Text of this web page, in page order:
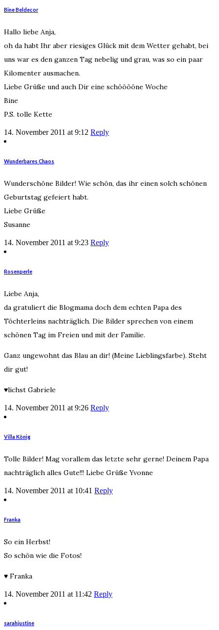
Bine Beldecor
Hallo liebe Anja,
oh da habt Ihr aber riesiges Glück mit dem Wetter gehabt, bei
uns war es den ganzen Tag nebelig und grau, was so ein paar
Kilomenter ausmachen.
Liebe Grüße und auch Dir eine schööööne Woche
Bine
P.S. tolle Kette
14. November 2011 at 9:12 Reply
Wunderbares Chaos
Wunderschöne Bilder! Wie schön, das ihr einen solch schönen
Geburtstag gefeiert habt.
Liebe Grüße
Susanne
14. November 2011 at 9:23 Reply
Rosenperle
Liebe Anja,
da gratuliert die Blogmama doch dem echten Papa des
Töchterleins nachträglich. Die Bilder sprechen von einem
schönen Tag im Freien und mit der Familie.
Ganz ungewohnt das Blau an dir! (Meine Lieblingsfarbe). Steht
dir gut!
♥lichst Gabriele
14. November 2011 at 9:26 Reply
Villa König
Tolle Bilder! Mag vorallem das letzte sehr gerne! Deinem Papa
nachträglich alles Gute!!! Liebe Grüße Yvonne
14. November 2011 at 10:41 Reply
Franka
So ein Herbst!
So schön wie die Fotos!
♥ Franka
14. November 2011 at 11:42 Reply
sarahjustine